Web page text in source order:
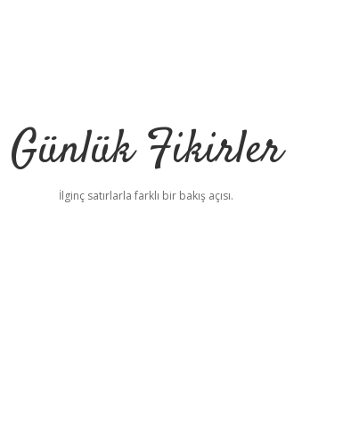
Günlük Fikirler
İlginç satırlarla farklı bir bakış açısı.